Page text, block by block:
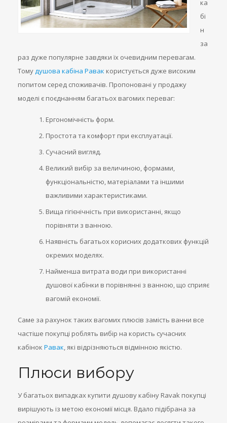
ка
бі
н
за
раз дуже популярне завдяки їх очевидним перевагам.
Томудушова кабіна Равак користується дуже високим
попитом серед споживачів. Пропоновані у продажу
моделі є поєднанням багатьох вагомих переваг:
Ергономічність форм.
Простота та комфорт при експлуатації.
Сучасний вигляд.
Великий вибір за величиною, формами,
функціональністю, матеріалами та іншими
важливими характеристиками.
Вища гігієнічність при використанні, якщо
порівняти з ванною.
Наявність багатьох корисних додаткових функцій
окремих моделях.
Найменша витрата води при використанні
душової кабінки в порівнянні з ванною, що сприяє
вагомій економії.
Саме за рахунок таких вагомих плюсів замість ванни все
частіше покупці роблять вибір на користь сучасних
кабінок Равак, які відрізняються відмінною якістю.
Плюси вибору
У багатьох випадках купити душову кабіну Ravak покупці
вирішують із метою економії місця. Вдало підібрана за